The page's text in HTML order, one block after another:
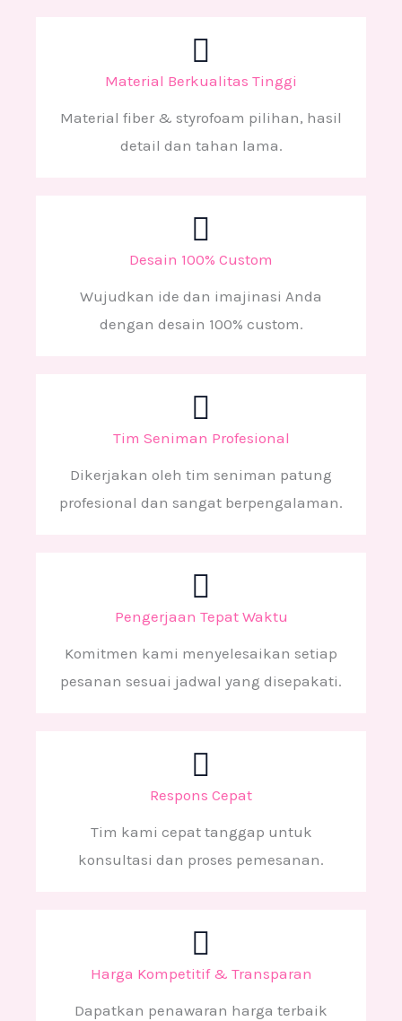
Material Berkualitas Tinggi
Material fiber & styrofoam pilihan, hasil
detail dan tahan lama.
Desain 100% Custom
Wujudkan ide dan imajinasi Anda
dengan desain 100% custom.
Tim Seniman Profesional
Dikerjakan oleh tim seniman patung
profesional dan sangat berpengalaman.
Pengerjaan Tepat Waktu
Komitmen kami menyelesaikan setiap
pesanan sesuai jadwal yang disepakati.
Respons Cepat
Tim kami cepat tanggap untuk
konsultasi dan proses pemesanan.
Harga Kompetitif & Transparan
Dapatkan penawaran harga terbaik